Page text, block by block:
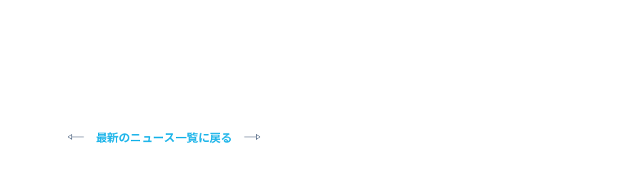
最新のニュース一覧に戻る